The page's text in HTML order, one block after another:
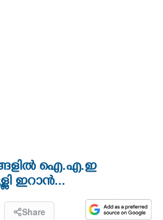
ഐ.എ.ഇ
ഇറാൻ...
Share